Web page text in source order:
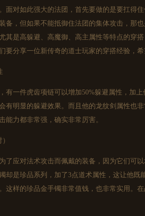
面对如此强大的法团，首先要做的是要扛得
备，但如果不能抵御住法团的集体攻击，那
其是高躲避、高魔御、高主属性等特点的穿
要分享一位新传奇的道士玩家的穿搭经验，
有一件虎齿项链可以增加50%躲避属性，加
有明显的躲避效果。而且他的龙纹剑属性也
能力都非常强，确实非常厉害。
了应对法术攻击而佩戴的装备，因为它们可
却是珍品系列，加了3点道术属性，这让他既
这样的珍品金手镯非常值钱，也非常实用。